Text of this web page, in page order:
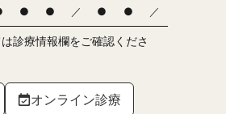
診療情報欄をご確認くださ
● ● ／ ● ● ／
オンライン診療